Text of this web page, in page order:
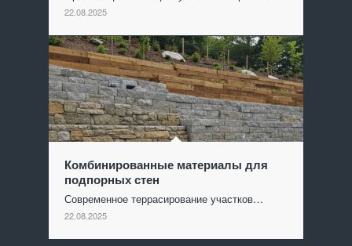
22.08.2025
Комбинированные материалы для
подпорных стен
Современное террасирование участков…
22.08.2025